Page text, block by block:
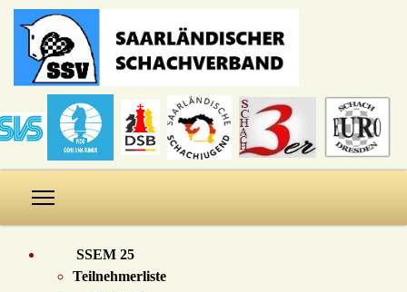
SSEM 25
Teilnehmerliste